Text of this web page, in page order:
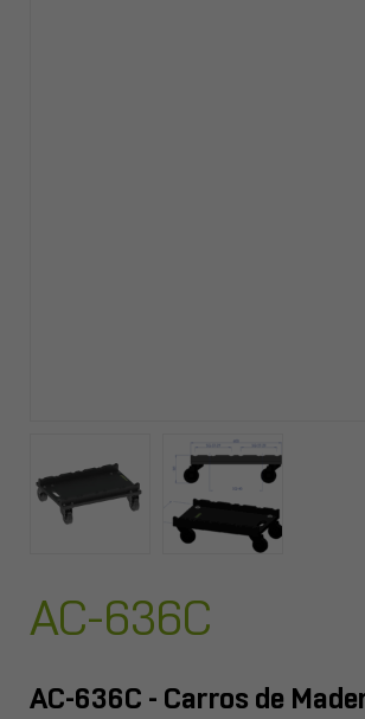
AC-636C
AC-636C - Carros de